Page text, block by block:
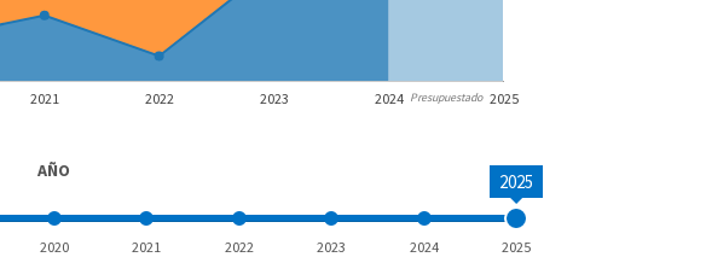
2021 2022 2023 2024 2025
Presupuestado
AÑO 2025
2020 2021 2022 2023 2024 2025